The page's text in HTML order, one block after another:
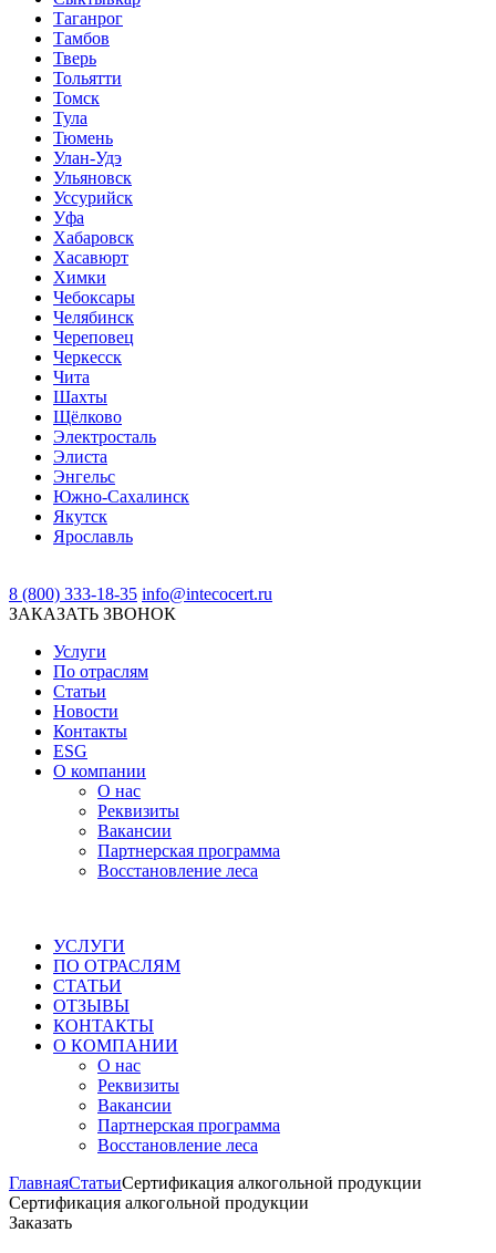
Таганрог
Тамбов
Тверь
Тольятти
Томск
Тула
Тюмень
Улан-Удэ
Ульяновск
Уссурийск
Уфа
Хабаровск
Хасавюрт
Химки
Чебоксары
Челябинск
Череповец
Черкесск
Чита
Шахты
Щёлково
Электросталь
Элиста
Энгельс
Южно-Сахалинск
Якутск
Ярославль
8 (800) 333-18-35 info@intecocert.ru
ЗАКАЗАТЬ ЗВОНОК
Услуги
По отраслям
Статьи
Новости
Контакты
ESG
О компании
О нас
Реквизиты
Вакансии
Партнерская программа
Восстановление леса
УСЛУГИ
ПО ОТРАСЛЯМ
СТАТЬИ
ОТЗЫВЫ
КОНТАКТЫ
О КОМПАНИИ
О нас
Реквизиты
Вакансии
Партнерская программа
Восстановление леса
ГлавнаяСтатьиСертификация алкогольной продукции
Сертификация алкогольной продукции
Заказать